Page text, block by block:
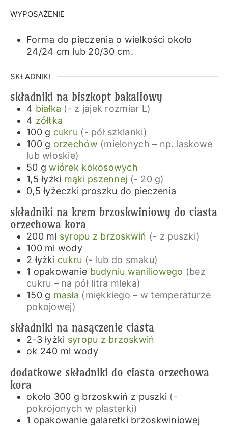
WYPOSAŻENIE
Forma do pieczenia o wielkości około
24/24 cm lub 20/30 cm.
SKŁADNIKI
składniki na biszkopt bakaliowy
4 białka (- z jajek rozmiar L)
4 żółtka
100 g cukru (- pół szklanki)
100 g orzechów (mielonych – np. laskowe
lub włoskie)
50 g wiórek kokosowych
1,5 łyżki mąki pszennej (- 20 g)
0,5 łyżeczki proszku do pieczenia
składniki na krem brzoskwiniowy do ciasta
orzechowa kora
200 ml syropu z brzoskwiń (- z puszki)
100 ml wody
2 łyżki cukru (- lub do smaku)
1 opakowanie budyniu waniliowego (bez
cukru – na pół litra mleka)
150 g masła (miękkiego – w temperaturze
pokojowej)
składniki na nasączenie ciasta
2-3 łyżki syropu z brzoskwiń
ok 240 ml wody
dodatkowe składniki do ciasta orzechowa
kora
około 300 g brzoskwiń z puszki (-
pokrojonych w plasterki)
1 opakowanie galaretki brzoskwiniowej